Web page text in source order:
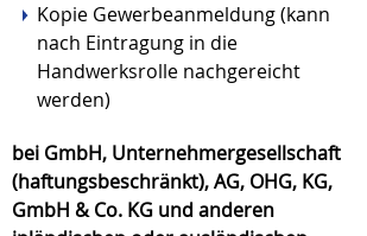
Kopie Gewerbeanmeldung (kann
nach Eintragung in die
Handwerksrolle nachgereicht
werden)
bei GmbH, Unternehmergesellschaft
(haftungsbeschränkt), AG, OHG, KG,
GmbH & Co. KG und anderen